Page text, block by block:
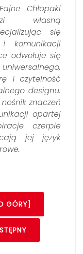
Chłopaki
własną
się
komunikacji
odwołuje się
i czytelność
designu.
znaczeń
opartej
czerpie
jej język
GÓRY]